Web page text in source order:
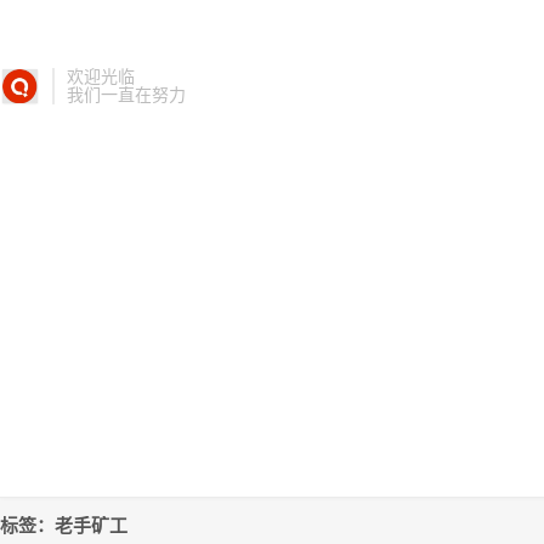
欢迎光临
我们一直在努力
标签：老手矿工